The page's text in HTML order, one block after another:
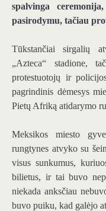
spalvinga
pasirodymu, tačiau
Tūkstančiai sirgalių
„Azteca“ stadione,
protestuotojų ir
pagrindinis dėmesys
Pietų Afriką atidarymo
Meksikos miesto
rungtynes ​​atvyko su
visus sunkumus,
bilietus, ir tai buvo
niekada anksčiau
buvo puiku, kad galėjo